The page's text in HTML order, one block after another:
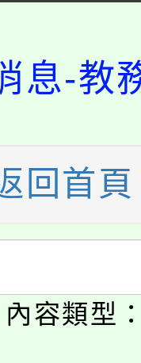
選結果(
大學推廣
通分析基
輔導中心
導、社會
參加。
府辦理
影音徵選
活動海報
。
度學生
參觀特色
計畫」
部表揚
獎」
TAIPEI臺
藝術教育
險知識
年度學生
息-教
回首頁
容類型